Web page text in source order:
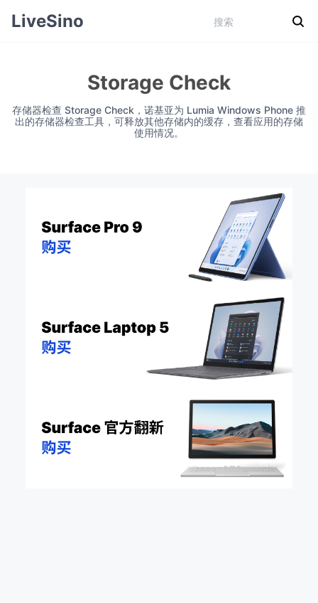
LiveSino
Storage Check
存储器检查 Storage Check，诺基亚为 Lumia Windows Phone 推
出的存储器检查工具，可释放其他存储内的缓存，查看应用的存储
使用情况。